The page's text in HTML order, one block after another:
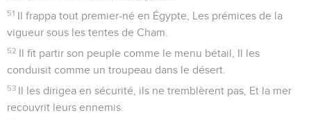
51 Il frappa tout premier-né en Égypte, Les prémices de la
vigueur sous les tentes de Cham.
52 Il fit partir son peuple comme le menu bétail, Il les
conduisit comme un troupeau dans le désert.
53 Il les dirigea en sécurité, ils ne tremblèrent pas, Et la mer
recouvrit leurs ennemis.